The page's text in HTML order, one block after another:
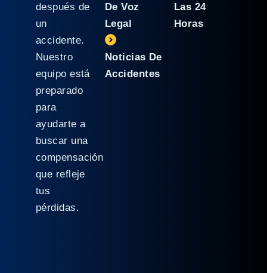
después de
un
accidente.
Nuestro
equipo está
preparado
para
ayudarte a
buscar una
compensación
que refleje
tus
pérdidas.
De Voz
Legal
Noticias De
Accidentes
Las 24
Horas